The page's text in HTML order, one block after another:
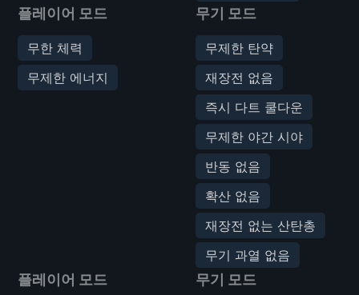
플레이어 모드
무한 체력
무제한 에너지
무기 모드
무제한 탄약
재장전 없음
즉시 다트 쿨다운
무제한 야간 시야
반동 없음
확산 없음
재장전 없는 산탄총
무기 과열 없음
플레이어 모드 무기 모드